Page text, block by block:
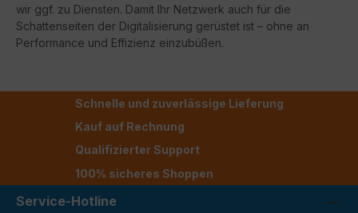
wir ggf. zu Diensten. Damit Ihr Netzwerk auch für die
Schattenseiten der Digitalisierung gerüstet ist – ohne an
Performance und Effizienz einzubüßen.
Schnelle und zuverlässige Lieferung
Kauf auf Rechnung
Qualifizierter Support
100% sicheres Shoppen
Service-Hotline